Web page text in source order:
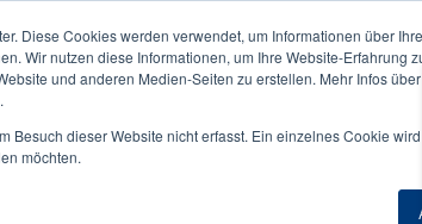
Diese Cookies werden verwendet, um Informationen über
Wir nutzen diese Informationen, um Ihre Website-Erfahrung
und anderen Medien-Seiten zu erstellen. Mehr Infos
Besuch dieser Website nicht erfasst. Ein einzelnes Cookie
möchten.
↓ Für Unternehmen ↓